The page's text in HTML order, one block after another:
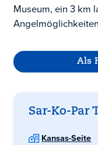
Museum, ein 3 km
Als
Sar-Ko-Par
Kansas-Seite